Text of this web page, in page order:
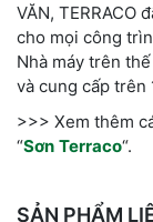
VĂN, TERRACO
cho mọi công
Nhà máy trên
và cung cấp trên
>>> Xem thêm
“Sơn Terraco“.
SẢN PHẨM